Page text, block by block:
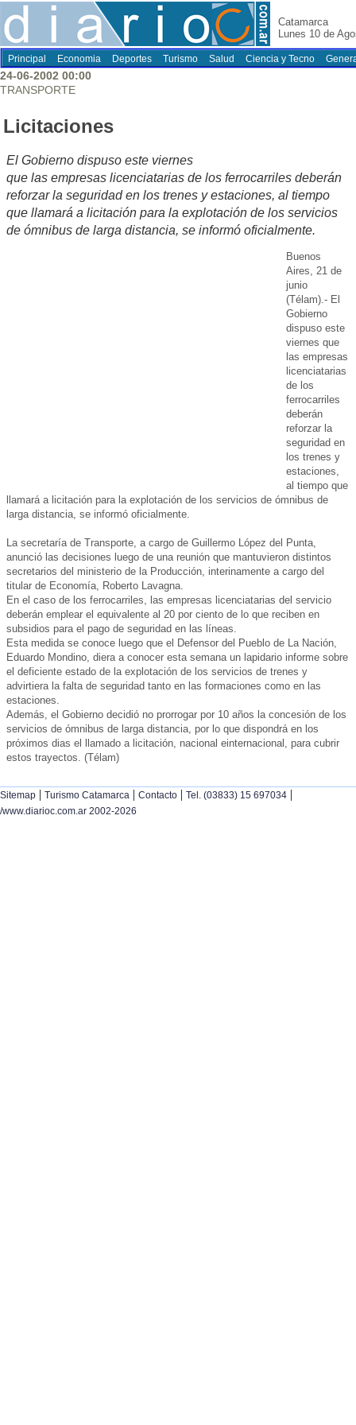
Catamarca
Lunes 10 de
Principal Economia Deportes Turismo Salud Ciencia y Tecno
24-06-2002 00:00
TRANSPORTE
Licitaciones
El Gobierno dispuso este viernes
que las empresas licenciatarias de los ferrocarriles deberán
reforzar la seguridad en los trenes y estaciones, al tiempo
que llamará a licitación para la explotación de los servicios
de ómnibus de larga distancia, se informó oficialmente.
Buenos
Aires, 21 de
junio
(Télam).- El
Gobierno
dispuso este
viernes que
las empresas
licenciatarias
de los
ferrocarriles
deberán
reforzar la
seguridad en
los trenes y
estaciones,
al tiempo que
llamará a licitación para la explotación de los servicios de ómnibus de
larga distancia, se informó oficialmente.
La secretaría de Transporte, a cargo de Guillermo López del Punta,
anunció las decisiones luego de una reunión que mantuvieron distintos
secretarios del ministerio de la Producción, interinamente a cargo del
titular de Economía, Roberto Lavagna.
En el caso de los ferrocarriles, las empresas licenciatarias del servicio
deberán emplear el equivalente al 20 por ciento de lo que reciben en
subsidios para el pago de seguridad en las líneas.
Esta medida se conoce luego que el Defensor del Pueblo de La Nación,
Eduardo Mondino, diera a conocer esta semana un lapidario informe sobre
el deficiente estado de la explotación de los servicios de trenes y
advirtiera la falta de seguridad tanto en las formaciones como en las
estaciones.
Además, el Gobierno decidió no prorrogar por 10 años la concesión de los
servicios de ómnibus de larga distancia, por lo que dispondrá en los
próximos dias el llamado a licitación, nacional einternacional, para cubrir
estos trayectos. (Télam)
Sitemap | Turismo Catamarca | Contacto | Tel. (03833) 15 697034 |
/www.diarioc.com.ar 2002-2026